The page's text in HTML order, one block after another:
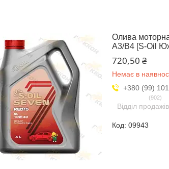
Олива
A3/B4 [S-Oil
720,50 ₴
Немає в
+380 (99)
902
Відділ
09943